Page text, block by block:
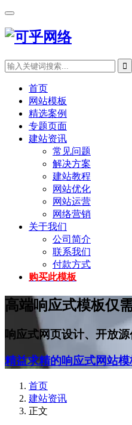
首页
网站模板
精选案例
专题页面
建站资讯
常见问题
解决方案
建站教程
网站优化
网站运营
网络营销
关于我们
公司简介
联系我们
付款方式
购买此模板
高端响应式模板仅
响应式网页设计、开放
精益求精的响应式网站
首页
建站资讯
正文